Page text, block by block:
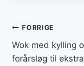
FORRIGE
Wok med kylling
forårsløg til ekstra